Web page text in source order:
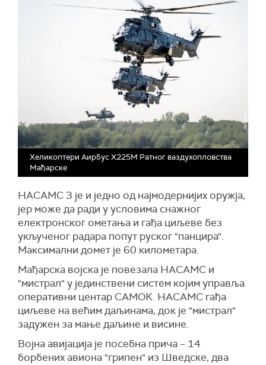
Хеликоптери Аирбус Х225М Ратног ваздухопловства
Мађарске
НАСАМС 3 је и једно од најмодернијих оружја,
јер може да ради у условима снажног
електронског ометања и гађа циљеве без
укљученог радара попут руског "панцира".
Максимални домет је 60 километара.
Мађарска војска је повезала НАСАМС и
"мистрал" у јединствени систем којим управља
оперативни центар САМОК. НАСАМС гађа
циљеве на већим даљинама, док је "мистрал"
задужен за мање даљине и висине.
Војна авијација је посебна прича – 14
борбених авиона "грипен" из Шведске, два